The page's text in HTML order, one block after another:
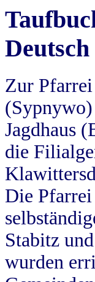
Zur
Jagdhaus
die
Die
Stabitz
wurden